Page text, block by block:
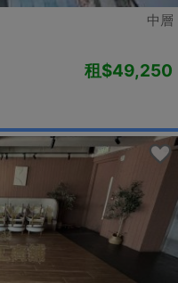
中層
租$49,250